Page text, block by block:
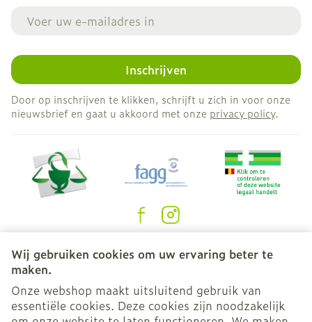
Wij gebruiken cookies om uw ervaring beter te
maken.
Onze webshop maakt uitsluitend gebruik van
essentiële cookies. Deze cookies zijn noodzakelijk
Inschrijven
Door op inschrijven te klikken, schrijft u zich in voor onze
nieuwsbrief en gaat u akkoord met onze privacy policy.
Juridische links